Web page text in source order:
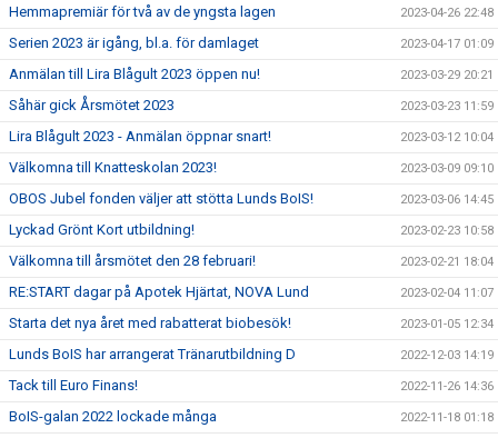
Hemmapremiär för två av de yngsta lagen 2023-04-26 22:48
Serien 2023 är igång, bl.a. för damlaget 2023-04-17 01:09
Anmälan till Lira Blågult 2023 öppen nu! 2023-03-29 20:21
Såhär gick Årsmötet 2023 2023-03-23 11:59
Lira Blågult 2023 - Anmälan öppnar snart! 2023-03-12 10:04
Välkomna till Knatteskolan 2023! 2023-03-09 09:10
OBOS Jubel fonden väljer att stötta Lunds BoIS! 2023-03-06 14:45
Lyckad Grönt Kort utbildning! 2023-02-23 10:58
Välkomna till årsmötet den 28 februari! 2023-02-21 18:04
RE:START dagar på Apotek Hjärtat, NOVA Lund 2023-02-04 11:07
Starta det nya året med rabatterat biobesök! 2023-01-05 12:34
Lunds BoIS har arrangerat Tränarutbildning D 2022-12-03 14:19
Tack till Euro Finans! 2022-11-26 14:36
BoIS-galan 2022 lockade många 2022-11-18 01:18